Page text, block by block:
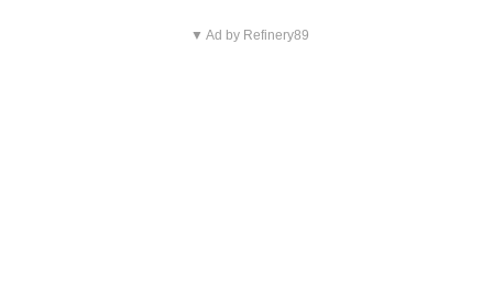
▼ Ad by Refinery89